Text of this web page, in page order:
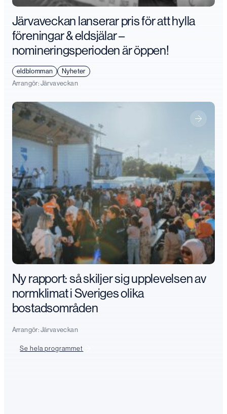
Järvaveckan lanserar pris för att hylla
föreningar & eldsjälar –
nomineringsperioden är öppen!
eldblomman
Nyheter
Arrangör: Järvaveckan
Ny rapport: så skiljer sig upplevelsen av
normklimat i Sveriges olika
bostadsområden
Arrangör: Järvaveckan
Se hela programmet